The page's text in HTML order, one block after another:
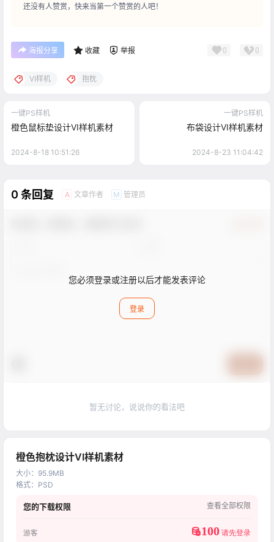
还没有人赞赏，快来当第一个赞赏的人吧！
海报分享 收藏 举报 0 0
VI样机 抱枕
一键PS样机
橙色鼠标垫设计VI样机素材
2024-8-18 10:51:26
一键PS样机
布袋设计VI样机素材
2024-8-23 11:04:42
0 条回复 A 文章作者 M 管理员
您必须登录或注册以后才能发表评论
登录
暂无讨论，说说你的看法吧
橙色抱枕设计VI样机素材
大小： 95.9MB
格式： PSD
您的下载权限 查看全部权限
游客 100 请先登录